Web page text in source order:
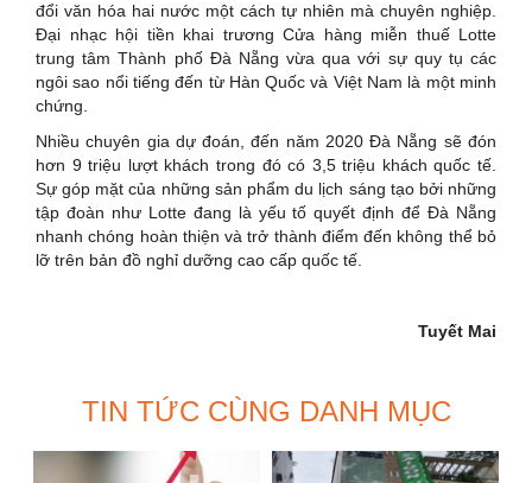
đổi văn hóa hai nước một cách tự nhiên mà chuyên nghiệp.
Đại nhạc hội tiền khai trương Cửa hàng miễn thuế Lotte
trung tâm Thành phố Đà Nẵng vừa qua với sự quy tụ các
ngôi sao nổi tiếng đến từ Hàn Quốc và Việt Nam là một minh
chứng.
Nhiều chuyên gia dự đoán, đến năm 2020 Đà Nẵng sẽ đón
hơn 9 triệu lượt khách trong đó có 3,5 triệu khách quốc tế.
Sự góp mặt của những sản phẩm du lịch sáng tạo bởi những
tập đoàn như Lotte đang là yếu tố quyết định để Đà Nẵng
nhanh chóng hoàn thiện và trở thành điểm đến không thể bỏ
lỡ trên bản đồ nghỉ dưỡng cao cấp quốc tế.
Tuyết Mai
TIN TỨC CÙNG DANH MỤC